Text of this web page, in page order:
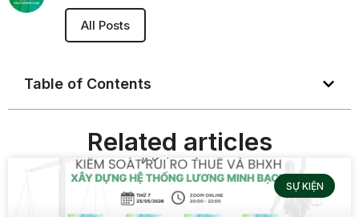
All Posts
Table of Contents
Related articles
SỰ KIỆN